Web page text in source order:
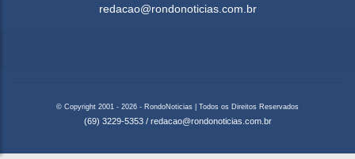
redacao@rondonoticias.com.br
© Copyright 2001 - 2026 - RondoNoticias | Todos os Direitos Reservados
(69) 3229-5353 / redacao@rondonoticias.com.br